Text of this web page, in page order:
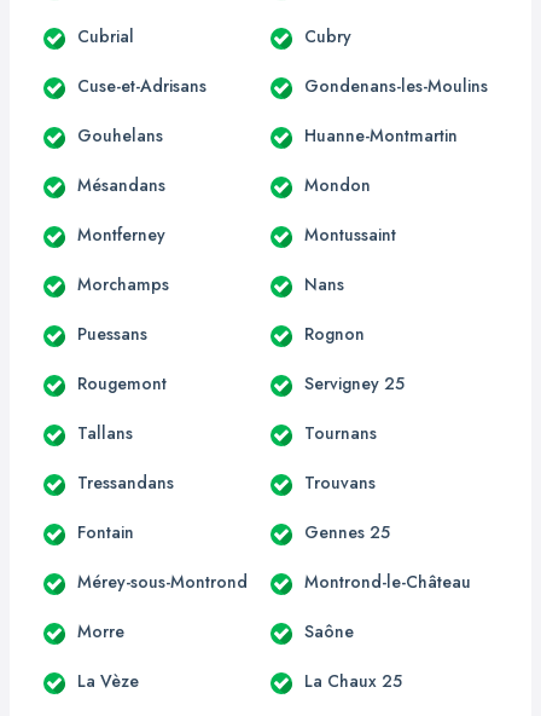
Cubrial Cubry
Cuse-et-Adrisans Gondenans-les-Moulins
Gouhelans Huanne-Montmartin
Mésandans Mondon
Montferney Montussaint
Morchamps Nans
Puessans Rognon
Rougemont Servigney 25
Tallans Tournans
Tressandans Trouvans
Fontain Gennes 25
Mérey-sous-Montrond Montrond-le-Château
Morre Saône
La Vèze La Chaux 25